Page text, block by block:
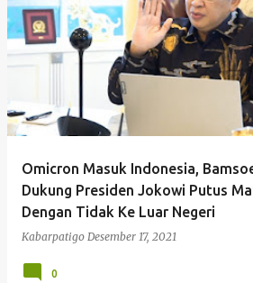
Omicron Masuk Indonesia,
Dukung Presiden Jokowi Putus
Dengan Tidak Ke Luar Negeri
Kabarpatigo Desember 17, 2021
0